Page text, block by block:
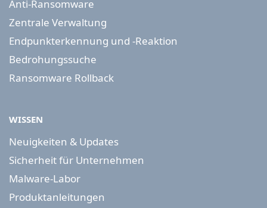
Anti-Ransomware
Zentrale Verwaltung
Endpunkterkennung und -Reaktion
Bedrohungssuche
Ransomware Rollback
WISSEN
Neuigkeiten & Updates
Sicherheit für Unternehmen
Malware-Labor
Produktanleitungen